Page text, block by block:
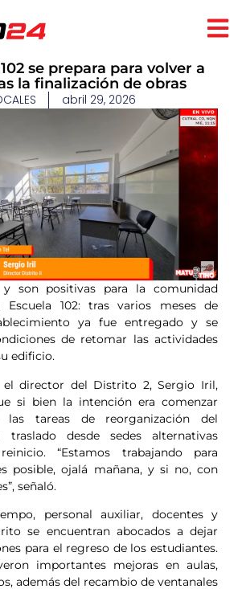
se prepara para volver a
la finalización de obras
abril 29, 2026
y son positivas para la comunidad
102: tras varios meses de
ya fue entregado y se
de retomar las actividades
edificio.
director del Distrito 2, Sergio Iril,
si bien la intención era comenzar
las tareas de reorganización del
desde sedes alternativas
“Estamos trabajando para
posible, ojalá mañana, y si no, con
señaló.
personal auxiliar, docentes y
se encuentran abocados a dejar
para el regreso de los estudiantes.
importantes mejoras en aulas,
además del recambio de ventanales